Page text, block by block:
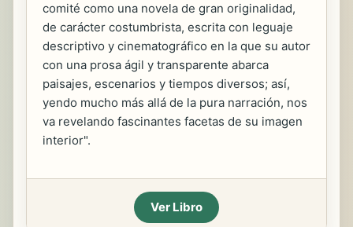
comité como una novela de gran originalidad,
de carácter costumbrista, escrita con leguaje
descriptivo y cinematográfico en la que su autor
con una prosa ágil y transparente abarca
paisajes, escenarios y tiempos diversos; así,
yendo mucho más allá de la pura narración, nos
va revelando fascinantes facetas de su imagen
interior".
Ver Libro